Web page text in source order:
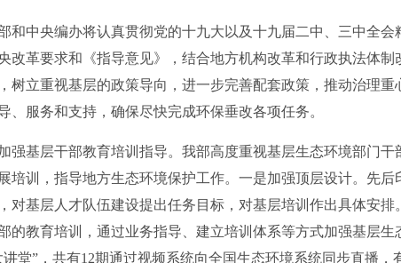
中央编办将认真贯彻党的十九大以及十九届二中、三中全会
改革要求和《指导意见》，结合地方机构改革和行政执法体
树立重视基层的政策导向，进一步完善配套政策，推动治理
、服务和支持，确保尽快完成环保垂改各项任务。
基层干部教育培训指导。我部高度重视基层生态环境部门干
培训，指导地方生态环境保护工作。一是加强顶层设计。先
对基层人才队伍建设提出任务目标，对基层培训作出具体安
的教育培训，通过业务指导、建立培训体系等方式加强基层生
堂”，共有12期通过视频系统向全国生态环境系统同步直播